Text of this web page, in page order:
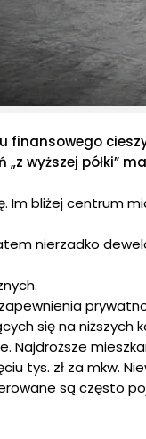
wyższej półki”
bliżej centrum
nierzadko
się na niższych
Najdroższe
tys. zł za mkw.
są często